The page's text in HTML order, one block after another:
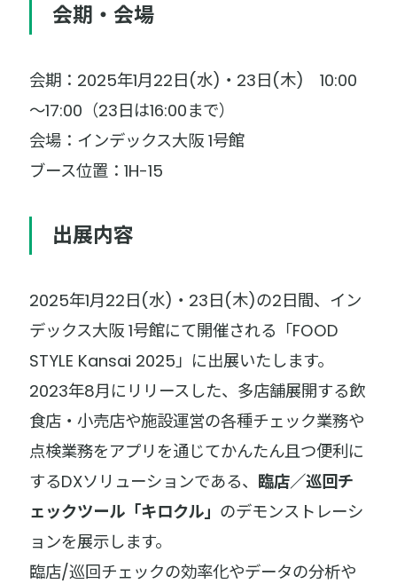
会期・会場
会期：2025年1月22日(水)・23日(木) 10:00
～17:00（23日は16:00まで）
会場：インデックス大阪 1号館
ブース位置：1H-15
出展内容
2025年1月22日(水)・23日(木)の2日間、イン
デックス大阪 1号館にて開催される「FOOD
STYLE Kansai 2025」に出展いたします。
2023年8月にリリースした、多店舗展開する飲
食店・小売店や施設運営の各種チェック業務や
点検業務をアプリを通じてかんたん且つ便利に
するDXソリューションである、 臨店／巡回チ
ェックツール「キロクル」 のデモンストレーシ
ョンを展示します。
臨店/巡回チェックの効率化やデータの分析や